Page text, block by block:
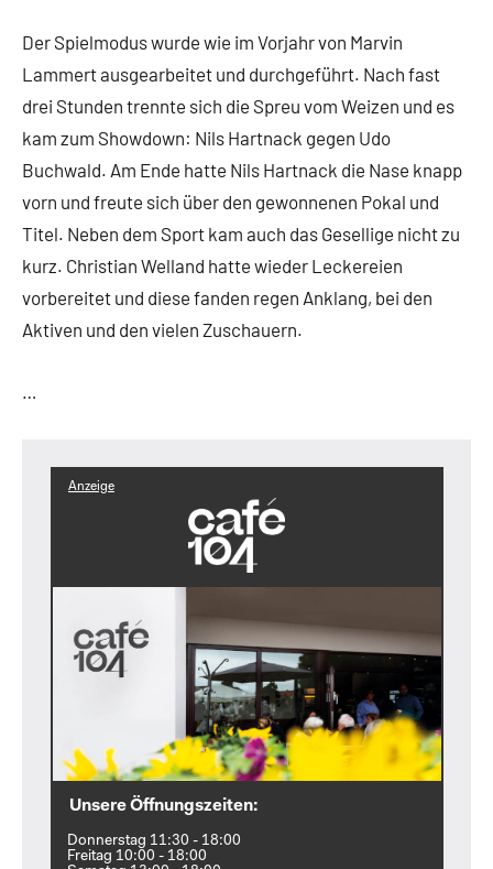
Der Spielmodus wurde wie im Vorjahr von Marvin
Lammert ausgearbeitet und durchgeführt. Nach fast
drei Stunden trennte sich die Spreu vom Weizen und es
kam zum Showdown: Nils Hartnack gegen Udo
Buchwald. Am Ende hatte Nils Hartnack die Nase knapp
vorn und freute sich über den gewonnenen Pokal und
Titel. Neben dem Sport kam auch das Gesellige nicht zu
kurz. Christian Welland hatte wieder Leckereien
vorbereitet und diese fanden regen Anklang, bei den
Aktiven und den vielen Zuschauern.
…
Anzeige
Unsere Öffnungszeiten:
Donnerstag 11:30 - 18:00
Freitag 10:00 - 18:00